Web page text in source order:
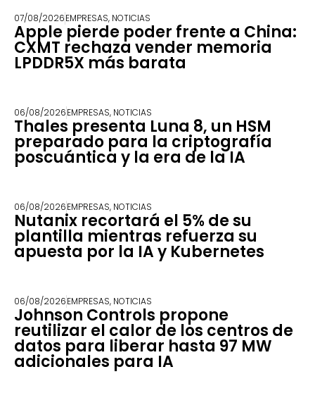
07/08/2026EMPRESAS, NOTICIAS
Apple pierde poder frente a China:
CXMT rechaza vender memoria
LPDDR5X más barata
06/08/2026EMPRESAS, NOTICIAS
Thales presenta Luna 8, un HSM
preparado para la criptografía
poscuántica y la era de la IA
06/08/2026EMPRESAS, NOTICIAS
Nutanix recortará el 5% de su
plantilla mientras refuerza su
apuesta por la IA y Kubernetes
06/08/2026EMPRESAS, NOTICIAS
Johnson Controls propone
reutilizar el calor de los centros de
datos para liberar hasta 97 MW
adicionales para IA